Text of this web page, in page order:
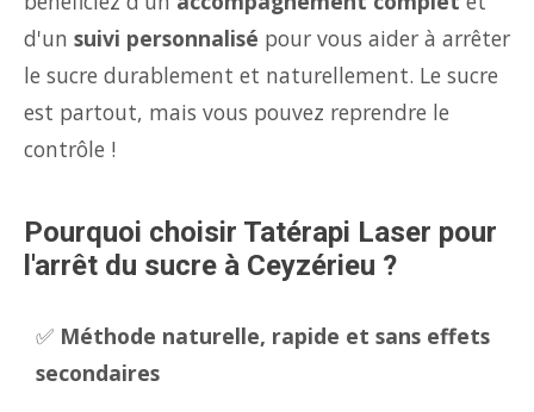
d'un suivi personnalisé pour vous aider à arrêter
le sucre durablement et naturellement. Le sucre
est partout, mais vous pouvez reprendre le
contrôle !
Pourquoi choisir Tatérapi Laser pour
l'arrêt du sucre à Ceyzérieu ?
✅ Méthode naturelle, rapide et sans effets
secondaires